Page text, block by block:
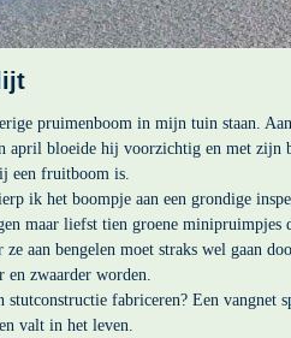
pruimenboom in mijn tuin staan.
april bloeide hij voorzichtig en met zijn
een fruitboom is.
ik het boompje aan een grondige
maar liefst tien groene minipruimpjes
aan bengelen moet straks wel gaan
zwaarder worden.
stutconstructie fabriceren? Een vangnet
valt in het leven.